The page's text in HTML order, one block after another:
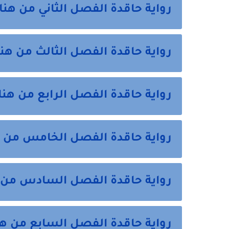
رواية حاقدة الفصل الثاني من هنا
رواية حاقدة الفصل الثالث من
رواية حاقدة الفصل الرابع من
رواية حاقدة الفصل الخامس من
رواية حاقدة الفصل السادس من
رواية حاقدة الفصل السابع من